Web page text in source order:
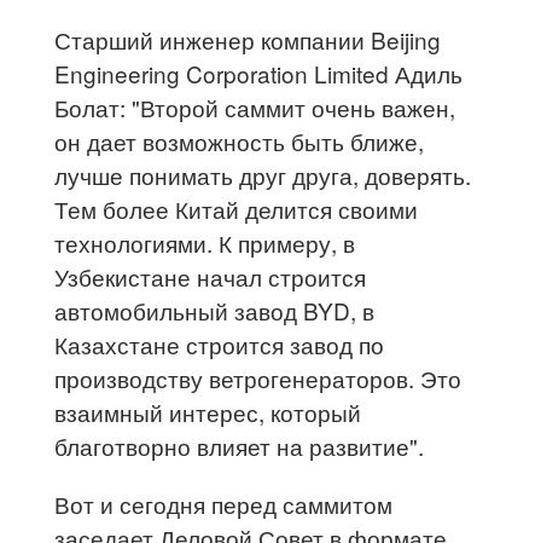
Старший инженер компании Beijing
Engineering Corporation Limited Адиль
Болат: "Второй саммит очень важен,
он дает возможность быть ближе,
лучше понимать друг друга, доверять.
Тем более Китай делится своими
технологиями. К примеру, в
Узбекистане начал строится
автомобильный завод BYD, в
Казахстане строится завод по
производству ветрогенераторов. Это
взаимный интерес, который
благотворно влияет на развитие".
Вот и сегодня перед саммитом